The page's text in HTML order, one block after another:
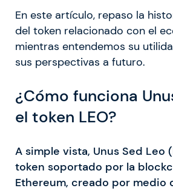
En este artículo, repaso la
del token relacionado con el
mientras entendemos su
sus perspectivas a futuro.
¿Cómo funciona
el token LEO?
A simple vista, Unus Sed Leo
token soportado por la
Ethereum, creado por medio